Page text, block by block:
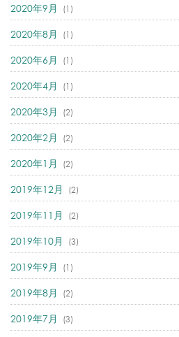
2020年9月 (1)
2020年8月 (1)
2020年6月 (1)
2020年4月 (1)
2020年3月 (2)
2020年2月 (2)
2020年1月 (2)
2019年12月 (2)
2019年11月 (2)
2019年10月 (3)
2019年9月 (1)
2019年8月 (2)
2019年7月 (3)